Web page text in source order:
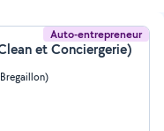
Auto-entrepreneur
et Conciergerie)